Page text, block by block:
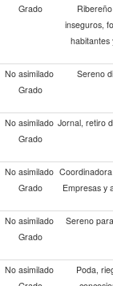
Grado
inseguros,
habitantes
No asimilado
Grado
Sereno
No asimilado
Grado
Jornal, retiro
No asimilado
Grado
Empresas y
No asimilado
Grado
Sereno
No asimilado
Poda,